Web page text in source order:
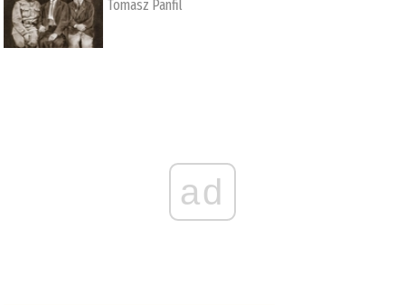
Tomasz Panfil
ad